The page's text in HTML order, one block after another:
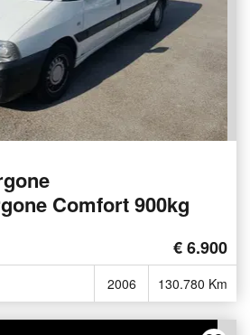
Comfort 900kg
€ 6.900
2006 130.780 Km